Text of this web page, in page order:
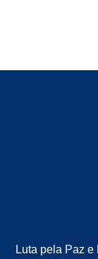
Luta pela Paz